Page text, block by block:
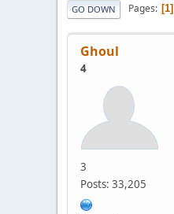
GO DOWN Pages 1
Ghoul
4
3
Posts: 33,205